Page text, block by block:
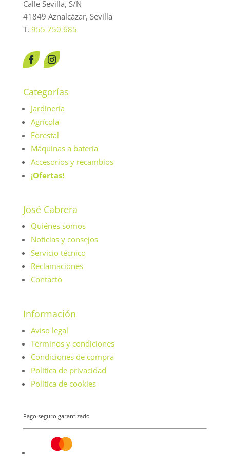
Calle Sevilla, S/N
41849 Aznalcázar, Sevilla
T. 955 750 685
Categorías
Jardinería
Agrícola
Forestal
Máquinas a batería
Accesorios y recambios
¡Ofertas!
José Cabrera
Quiénes somos
Noticias y consejos
Servicio técnico
Reclamaciones
Contacto
Información
Aviso legal
Términos y condiciones
Condiciones de compra
Política de privacidad
Política de cookies
Pago seguro garantizado